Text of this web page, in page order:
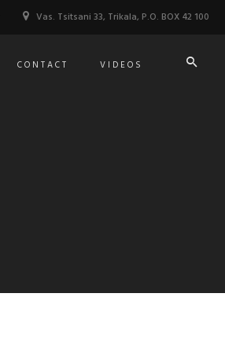
Vas. Tsitsani 33, Trikala, P.O. BOX 42 100
CONTACT VIDEOS